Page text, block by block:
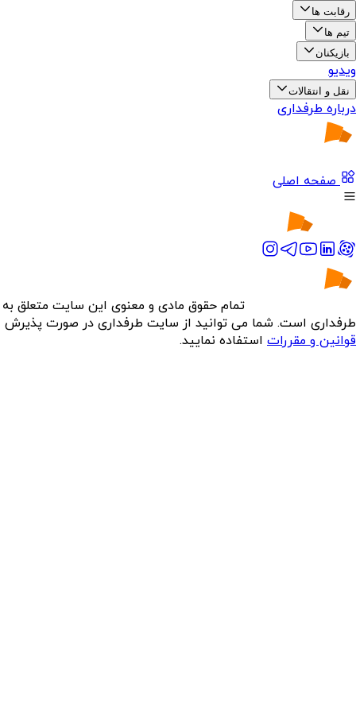
رقابت ها
تیم ها
بازیکنان
ویدیو
نقل و انتقالات
درباره طرفداری
صفحه اصلی
تمام حقوق مادی و معنوی این سایت متعلق به
طرفداری است. شما می توانید از سایت طرفداری در صورت پذیرش
قوانین و مقررات استفاده نمایید.